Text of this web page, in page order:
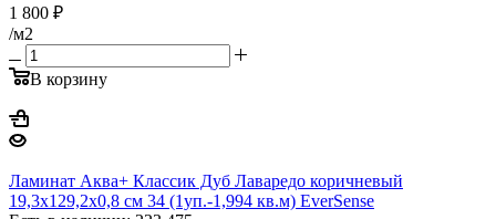
1 800 ₽
/м2
В корзину
Ламинат Аква+ Классик Дуб Лаваредо коричневый
19,3х129,2х0,8 см 34 (1уп.-1,994 кв.м) EverSense